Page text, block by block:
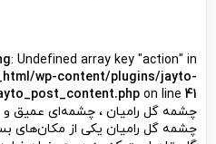
: Undefined array key "action" in
wp-content/plugins/jayto-
on line 41
چشمه گل رامیان ، چشمه‌ای عمیق
چشمه گل رامیان یکی از مکان‌های